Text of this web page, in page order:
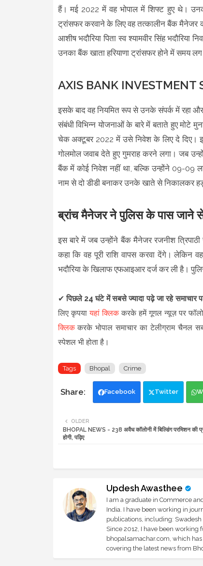
हैं। मई 2022 में वह भोपाल में शिफ्ट हुए थे।
ट्रांसफर करवाने के लिए वह तत्कालीन बैंक मैनेजर
आशीष भदौरिया पिता स्व श्यामवीर सिंह
उनका बैंक खाता हरियाणा ट्रांसफर होने में समय
AXIS BANK INVESTMENT
इसके बाद वह नियमित रूप से उनके संपर्क में रहा
संबंधी विभिन्न योजनाओं के बारे में बताते हुए मोटे
चेक अक्टूबर 2022 में उसे निवेश के लिए दे दिए।
गोलमोल जवाब देते हुए गुमराह करने लगा। जब
बैंक में कोई निवेश नहीं था, बल्कि उन्होंने 09-09
नाम से दो डीडी बनाकर उनके खाते से निकालकर
ब्रांच मैनेजर ने पुलिस के पास जाने से
इस बारे में जब उन्होंने बैंक मैनेजर रजनीश
कहा कि वह पूरी राशि वापस करवा देंगे।
भदौरिया के खिलाफ एफआइआर दर्ज कर ली है।
✔ पिछले 24 घंटे में सबसे ज्यादा पढ़े जा रहे समाचार
लिए कृपयायहां क्लिककरके हमें गूगल न्यूज़ पर
क्लिककरके भोपाल समाचार का टेलीग्राम चैनल
स्पेशल भी होता है।
Tags Bhopal Crime
Facebook Twitter
OLDER
BHOPAL NEWS - 238 अवैध कॉलोनी में बिल्डिंग परमिशन की
होगी, पढ़िए
Updesh Awasthee
I am a graduate in Commerce
India. I have been working in
publications, including: Swadesh
Since 2012, I have been
bhopalsamachar.com, which
covering the latest news from